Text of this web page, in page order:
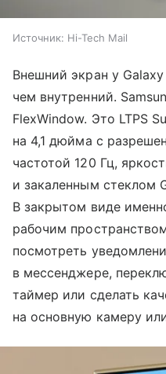
Источник: Hi-Tech Mail
Внешний экран у
чем внутренний.
FlexWindow. Это LTPS
на 4,1 дюйма с
частотой 120 Гц,
и закаленным стеклом
В закрытом виде
рабочим
посмотреть
в мессенджере,
таймер или сделать
на основную камеру